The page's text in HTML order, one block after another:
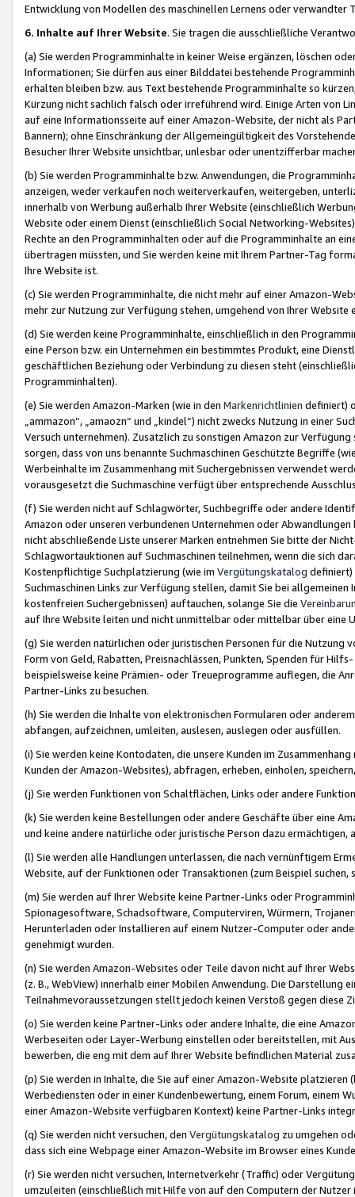
Entwicklung von Modellen des maschinellen Lernens oder
6. Inhalte auf Ihrer Website. Sie tragen die ausschließliche
(a) Sie werden Programminhalte in keiner Weise ergänzen, löschen
Informationen; Sie dürfen aus einer Bilddatei bestehende
erhalten bleiben bzw. aus Text bestehende Programminhalte so
Kürzung nicht sachlich falsch oder irreführend wird. Einige Arten von
auf eine Informationsseite auf einer Amazon-Website, der nicht als
Bannern); ohne Einschränkung der Allgemeingültigkeit des
Besucher Ihrer Website unsichtbar, unlesbar oder unentzifferbar
(b) Sie werden Programminhalte bzw. Anwendungen, die
anzeigen, weder verkaufen noch weiterverkaufen, weitergeben,
innerhalb von Werbung außerhalb Ihrer Website (einschließlich
Website oder einem Dienst (einschließlich Social Networking-
Rechte an den Programminhalten oder auf die Programminhalte an
übertragen müssten, und Sie werden keine mit Ihrem Partner-Tag
Ihre Website ist.
(c) Sie werden Programminhalte, die nicht mehr auf einer Amazon-
mehr zur Nutzung zur Verfügung stehen, umgehend von Ihrer
(d) Sie werden keine Programminhalte, einschließlich in den
eine Person bzw. ein Unternehmen ein bestimmtes Produkt, eine
geschäftlichen Beziehung oder Verbindung zu diesen steht
Programminhalten).
(e) Sie werden Amazon-Marken (wie in den Markenrichtlinien definiert)
„ammazon“, „amaozn“ und „kindel“) nicht zwecks Nutzung in einer
Versuch unternehmen). Zusätzlich zu sonstigen Amazon zur
sorgen, dass von uns benannte Suchmaschinen Geschützte Begriffe
Werbeinhalte im Zusammenhang mit Suchergebnissen verwendet
vorausgesetzt die Suchmaschine verfügt über entsprechende
(f) Sie werden nicht auf Schlagwörter, Suchbegriffe oder andere
Amazon oder unseren verbundenen Unternehmen oder
nicht abschließende Liste unserer Marken entnehmen Sie bitte der
Schlagwortauktionen auf Suchmaschinen teilnehmen, wenn die sich
Kostenpflichtige Suchplatzierung (wie im Vergütungskatalog definiert)
Suchmaschinen Links zur Verfügung stellen, damit Sie bei
kostenfreien Suchergebnissen) auftauchen, solange Sie die
auf Ihre Website leiten und nicht unmittelbar oder mittelbar über eine
(g) Sie werden natürlichen oder juristischen Personen für die Nutzung
Form von Geld, Rabatten, Preisnachlässen, Punkten, Spenden für
beispielsweise keine Prämien- oder Treueprogramme auflegen, die
Partner-Links zu besuchen.
(h) Sie werden die Inhalte von elektronischen Formularen oder
abfangen, aufzeichnen, umleiten, auslesen, auslegen oder ausfüllen.
(i) Sie werden keine Kontodaten, die unsere Kunden im
Kunden der Amazon-Websites), abfragen, erheben, einholen,
(j) Sie werden Funktionen von Schaltflächen, Links oder andere
(k) Sie werden keine Bestellungen oder andere Geschäfte über eine
und keine andere natürliche oder juristische Person dazu
(l) Sie werden alle Handlungen unterlassen, die nach vernünftigem
Website, auf der Funktionen oder Transaktionen (zum Beispiel
(m) Sie werden auf Ihrer Website keine Partner-Links oder
Spionagesoftware, Schadsoftware, Computerviren, Würmern,
Herunterladen oder Installieren auf einem Nutzer-Computer oder
genehmigt wurden.
(n) Sie werden Amazon-Websites oder Teile davon nicht auf Ihrer
(z. B., WebView) innerhalb einer Mobilen Anwendung. Die Darstellung
Teilnahmevoraussetzungen stellt jedoch keinen Verstoß gegen diese
(o) Sie werden keine Partner-Links oder andere Inhalte, die eine
Werbeseiten oder Layer-Werbung einstellen oder bereitstellen, mit
bewerben, die eng mit dem auf Ihrer Website befindlichen Material
(p) Sie werden in Inhalte, die Sie auf einer Amazon-Website
Werbediensten oder in einer Kundenbewertung, einem Forum, einem
einer Amazon-Website verfügbaren Kontext) keine Partner-Links
(q) Sie werden nicht versuchen, den Vergütungskatalog zu umgehen
dass sich eine Webpage einer Amazon-Website im Browser eines
(r) Sie werden nicht versuchen, Internetverkehr (Traffic) oder
umzuleiten (einschließlich mit Hilfe von auf den Computern der